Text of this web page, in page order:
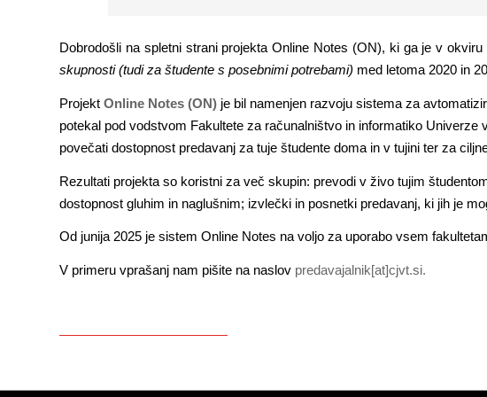
Dobrodošli na spletni strani projekta Online Notes (ON), ki ga je v
skupnosti (tudi za študente s posebnimi potrebami) med letoma 2020 in
Projekt Online Notes (ON) je bil namenjen razvoju sistema za
potekal pod vodstvom Fakultete za računalništvo in informatiko
povečati dostopnost predavanj za tuje študente doma in v tujini ter za
Rezultati projekta so koristni za več skupin: prevodi v živo tujim
dostopnost gluhim in naglušnim; izvlečki in posnetki predavanj, ki jih je
Od junija 2025 je sistem Online Notes na voljo za uporabo vsem
V primeru vprašanj nam pišite na naslov predavajalnik[at]cjvt.si.